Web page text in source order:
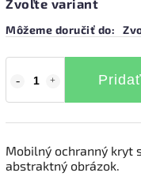
Zvoľte variant
Môžeme doručiť do:
Mobilný ochranný kryt
abstraktný obrázok.